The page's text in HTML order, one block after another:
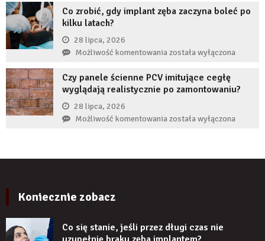
wykorzystują
żeby
zwiększyć
wiarygodność
produktu?
Co zrobić, gdy implant zęba zaczyna boleć po
kilku latach?
28 lipca, 2026
Możliwość komentowaniaCo
gdy
implant
zaczyna
została wyłączona
Czy panele ścienne PCV imitujące cegłę
wyglądają realistycznie po zamontowaniu?
28 lipca, 2026
Możliwość komentowaniaCzy
zamontowaniu?
została wyłączona
Koniecznie zobacz
Co się stanie, jeśli przez długi czas nie